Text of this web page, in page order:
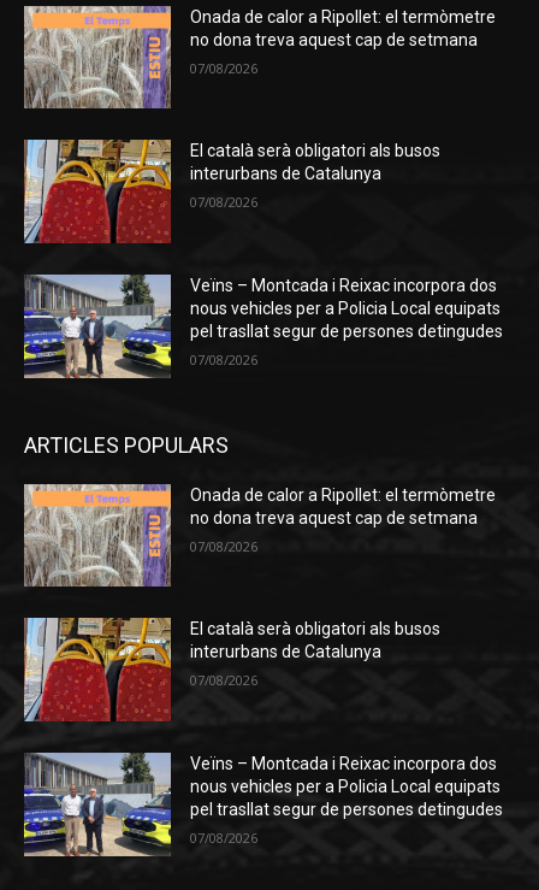
Onada de calor a Ripollet: el termòmetre
no dona treva aquest cap de setmana
07/08/2026
El català serà obligatori als busos
interurbans de Catalunya
07/08/2026
Veïns – Montcada i Reixac incorpora dos
nous vehicles per a Policia Local equipats
pel trasllat segur de persones detingudes
07/08/2026
ARTICLES POPULARS
Onada de calor a Ripollet: el termòmetre
no dona treva aquest cap de setmana
07/08/2026
El català serà obligatori als busos
interurbans de Catalunya
07/08/2026
Veïns – Montcada i Reixac incorpora dos
nous vehicles per a Policia Local equipats
pel trasllat segur de persones detingudes
07/08/2026